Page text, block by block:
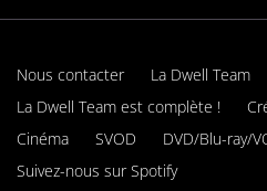
Nous contacter
La Dwell Team
La Dwell Team est complète !
Cinéma
SVOD
DVD/Blu-ray/
Suivez-nous sur Spotify